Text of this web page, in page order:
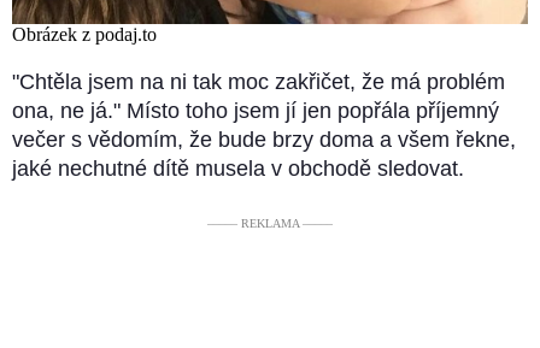
Obrázek z podaj.to
"Chtěla jsem na ni tak moc zakřičet, že má problém
ona, ne já." Místo toho jsem jí jen popřála příjemný
večer s vědomím, že bude brzy doma a všem řekne,
jaké nechutné dítě musela v obchodě sledovat.
––––– REKLAMA –––––